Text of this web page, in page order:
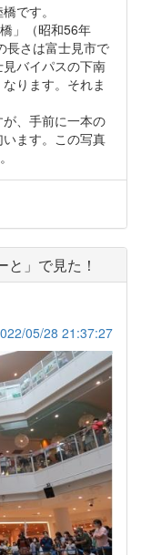
です。
」（昭和56年
長さは富士見市で
バイパスの下南
ります。それま
、手前に一本の
ます。この写真
と」で見た！
05/28 21:37:27